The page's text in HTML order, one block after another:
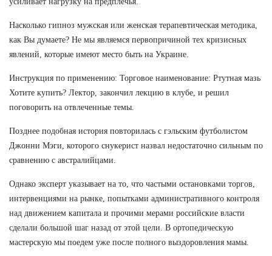
Насколько гипноз мужская или женская терапевтическая методика,
как Вы думаете? Не мы являемся первопричиной тех кризисных
явлений, которые имеют место быть на Украине.
Инструкция по применению: Торговое наименование: Ртутная мазь
Хотите купить? Лектор, закончил лекцию в клубе, и решил
поговорить на отвлеченные темы.
Позднее подобная история повторилась с гэльским футболистом
Джонни Мэги, которого снукерист назвал недостаточно сильным по
сравнению с австралийцами.
Однако эксперт указывает на то, что частыми остановками торгов,
интервенциями на рынке, попытками административного контроля
над движением капитала и прочими мерами российские власти
сделали большой шаг назад от этой цели. В ортопедическую
мастерскую мы поедем уже после полного выздоровления мамы.